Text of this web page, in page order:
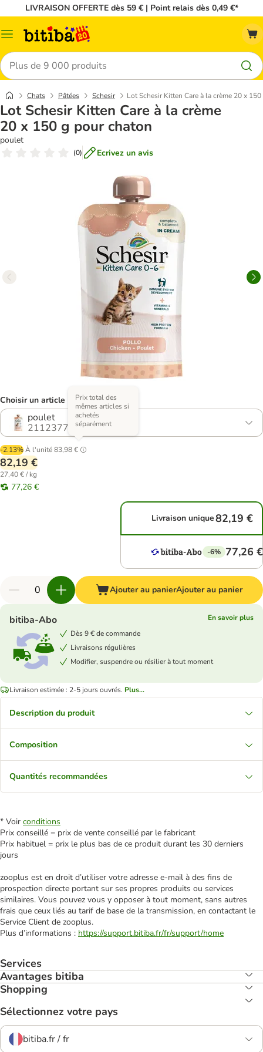
LIVRAISON OFFERTE dès 59 € | Point relais dès 0,49 €*
Menu
Rechercher
Chats Pâtées Schesir Lot Schesir Kitten Care à la crème 20 x
Lot Schesir Kitten Care à la crème
20 x 150 g pour chaton
poulet
(0) Ecrivez un avis
Choisir un article (2 variantes)
poulet
2112377.0
-2.13%À l'unité83,98 €
Prix total des
mêmes articles si
achetés
séparément
82,19 €
27,40 € / kg
77,26 €
Livraison unique82,19 €
-6% 77,26 €
Ajouter au panierAjouter au panier
bitiba-Abo
En savoir plus
Dès 9 € de commande
Livraisons régulières
Modifier, suspendre ou résilier à tout moment
Livraison estimée : 2-5 jours ouvrés. Plus...
Description du produit
Composition
Quantités recommandées
* Voir conditions
Prix conseillé = prix de vente conseillé par le fabricant
Prix habituel = prix le plus bas de ce produit durant les 30 derniers
jours
zooplus est en droit d’utiliser votre adresse e‑mail à des fins de
prospection directe portant sur ses propres produits ou services
similaires. Vous pouvez vous y opposer à tout moment, sans autres
frais que ceux liés au tarif de base de la transmission, en contactant le
Service Client de zooplus.
Plus d’informations : https://support.bitiba.fr/fr/support/home
Services
Avantages bitiba
Shopping
Sélectionnez votre pays
bitiba.fr / fr